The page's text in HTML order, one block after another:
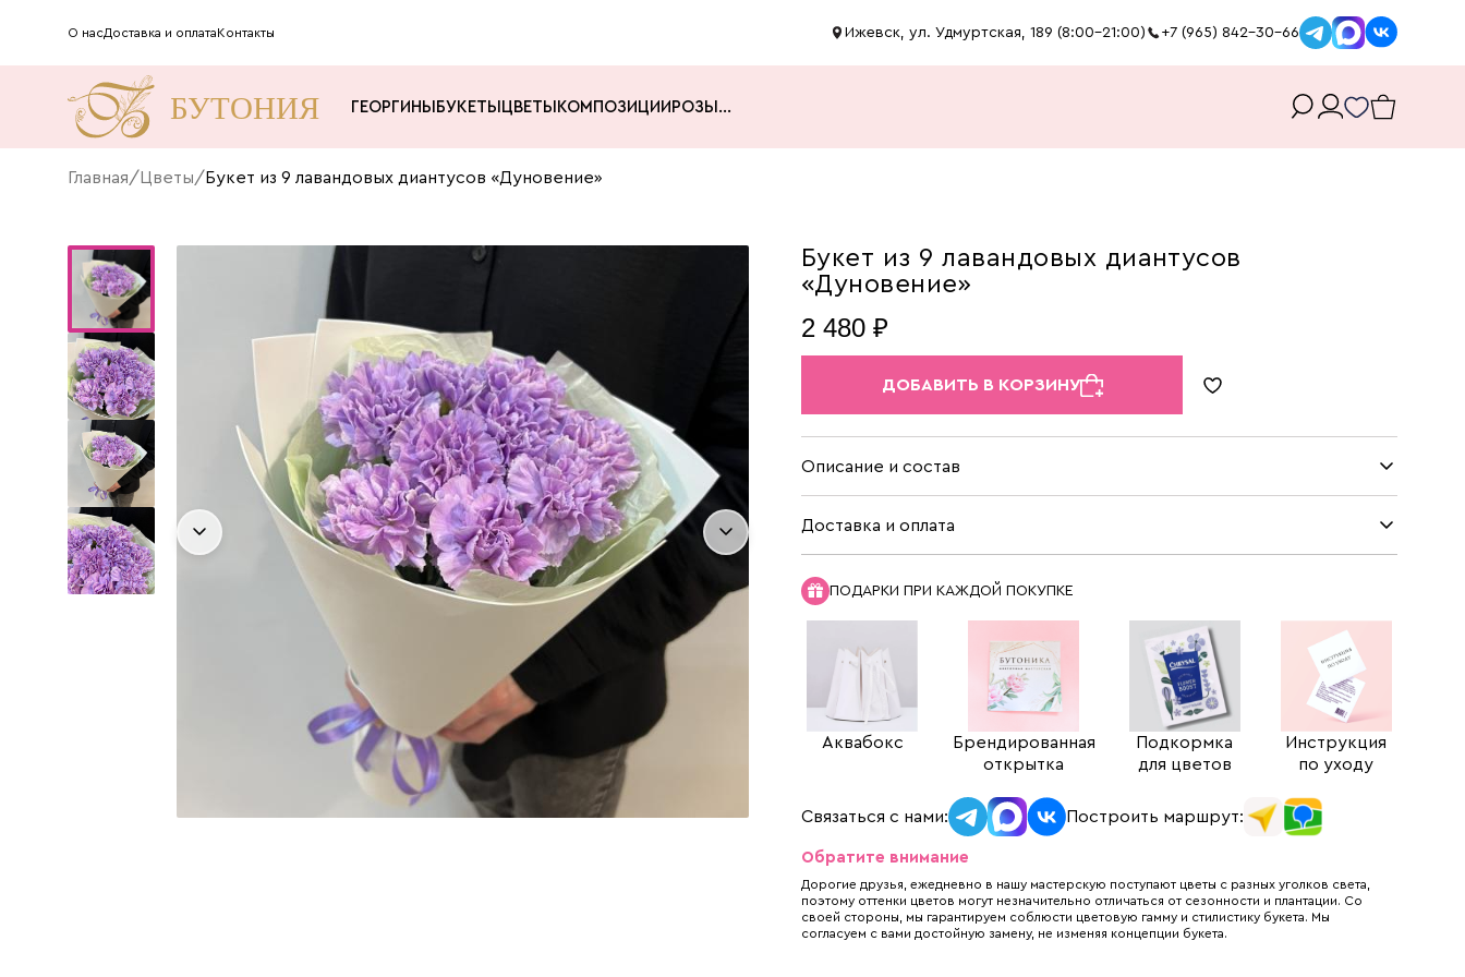
О насДоставка и оплатаКонтакты Ижевск, ул. Удмуртская, 189 (8:00-21:00) +7 (965) 842-30-66
ГЕОРГИНЫ БУКЕТЫ ЦВЕТЫ КОМПОЗИЦИИ РОЗЫ ...
Главная/ Цветы/ Букет из 9 лавандовых диантусов «Дуновение»
Букет из 9 лавандовых диантусов
«Дуновение»
2 480 ₽
ДОБАВИТЬ В КОРЗИНУ
Описание и состав
Доставка и оплата
ПОДАРКИ ПРИ КАЖДОЙ ПОКУПКЕ
Аквабокс
Брендированная
открытка
Подкормка
для цветов
Инструкция
по уходу
Связаться с нами: Построить маршрут:
Обратите внимание
Дорогие друзья, ежедневно в нашу мастерскую поступают цветы с разных уголков света,
поэтому оттенки цветов могут незначительно отличаться от сезонности и плантации. Со
своей стороны, мы гарантируем соблюсти цветовую гамму и стилистику букета. Мы
согласуем с вами достойную замену, не изменяя концепции букета.